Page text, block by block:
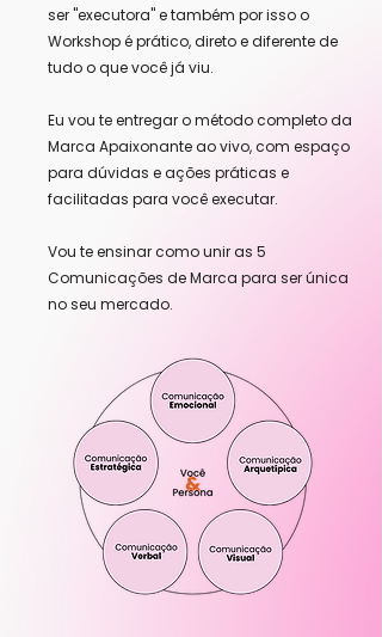
ser "executora" e também por isso o
Workshop é prático, direto e diferente de
tudo o que você já viu.
Eu vou te entregar o método completo da
Marca Apaixonante ao vivo, com espaço
para dúvidas e ações práticas e
facilitadas para você executar.
Vou te ensinar como unir as 5
Comunicações de Marca para ser única
no seu mercado.